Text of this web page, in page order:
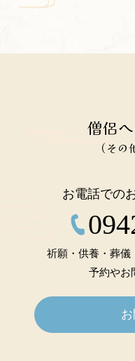
僧侶
（そ
お電話での
祈願・供養・葬儀
予約やお